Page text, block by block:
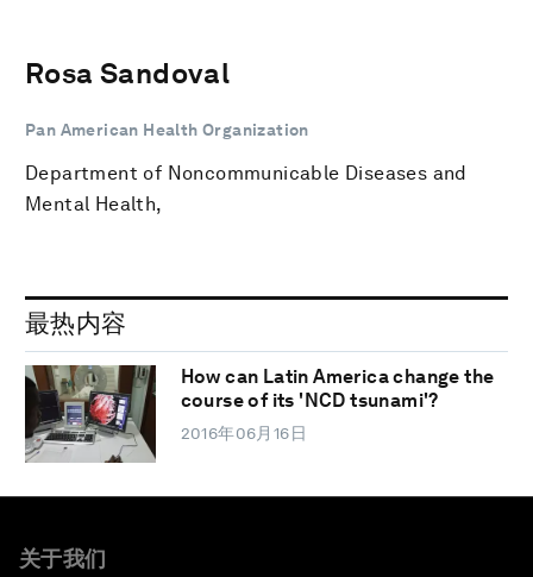
Rosa Sandoval
Pan American Health Organization
Department of Noncommunicable Diseases and
Mental Health,
最热内容
How can Latin America change the
course of its 'NCD tsunami'?
2016年06月16日
关于我们